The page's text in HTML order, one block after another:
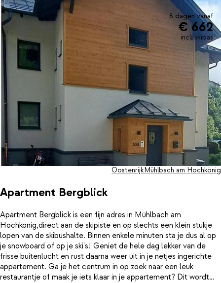
skipas geniet je eindeloos van de witte vlaktes. Opwarmen na al
die winterse avonturen doe je in je appartement. Hier zet je ook
zelf binnen een handomdraai de lekkerste gerechten op tafel. In
de compleet uitgeruste keuken geef jij je eigen twist aan de
keuken van Oostenrijk.
8 dagen vanaf
€ 662
incl. skipas
Apartment Bergblick
OostenrijkMühlbach am Hochkönig
Apartment Bergblick is een fijn adres in Mühlbach am
Hochkonig,direct aan de skipiste en op slechts een klein stukje
lopen van de skibushalte. Binnen enkele minuten sta je dus al op
je snowboard of op je ski's! Geniet de hele dag lekker van de
frisse buitenlucht en rust daarna weer uit in je netjes ingerichte
appartement. Ga je het centrum in op zoek naar een leuk
restaurantje of maak je iets klaar in je appartement? Dit wordt